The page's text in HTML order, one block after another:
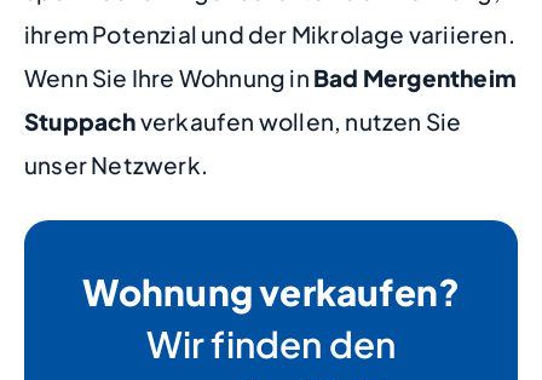
ihrem Potenzial und der Mikrolage variieren.
Wenn Sie Ihre Wohnung in Bad Mergentheim
Stuppachverkaufen wollen, nutzen Sie
unser Netzwerk.
Wohnung verkaufen?
Wir finden den